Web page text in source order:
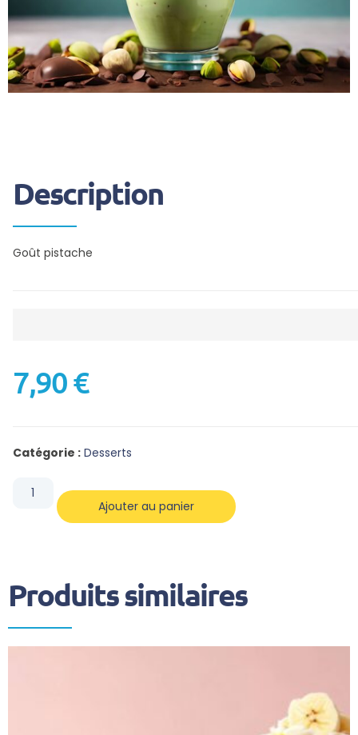
Description
Goût pistache
7,90€
Catégorie : Desserts
Ajouter au panier
Produits similaires